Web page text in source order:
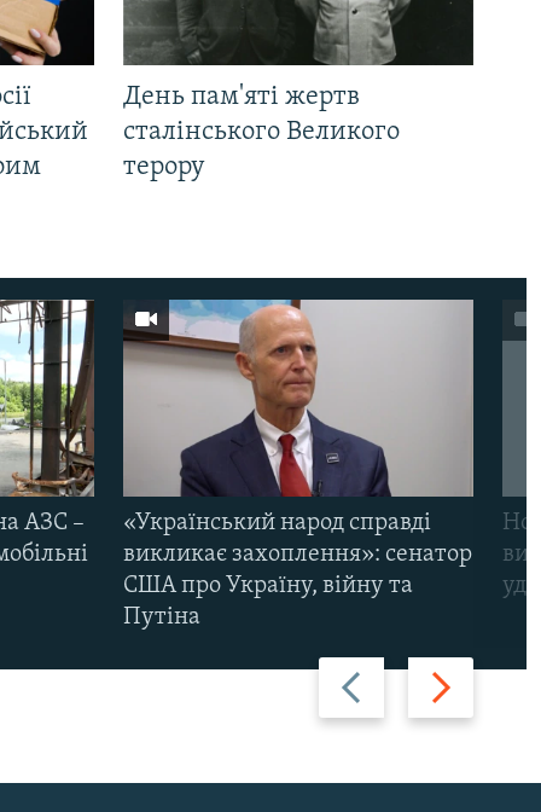
День пам'яті жертв
сталінського Великого
терору
Назад Вперед
АЗС –
«Український народ справді
викликає захоплення»: сенатор
США про Україну, війну та
Путіна